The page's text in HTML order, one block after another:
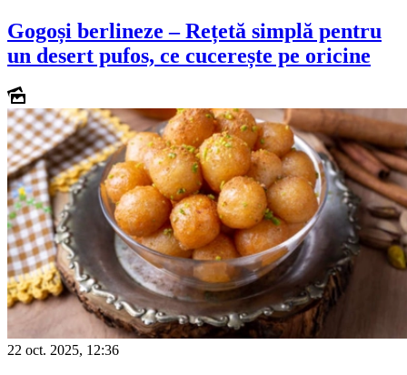
Gogoși berlineze – Rețetă simplă pentru
un desert pufos, ce cucerește pe oricine
22 oct. 2025, 12:36